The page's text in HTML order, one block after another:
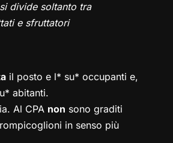
divide soltanto tra
e sfruttatori
il posto e l* su* occupanti e,
abitanti.
Al CPA non sono graditi
in senso più